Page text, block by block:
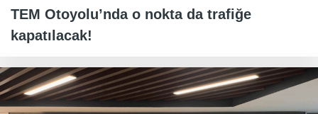
TEM Otoyolu’nda o nokta da trafiğe
kapatılacak!